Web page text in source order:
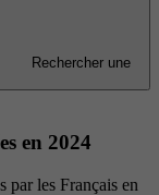
Rechercher une
en 2024
par les Français en